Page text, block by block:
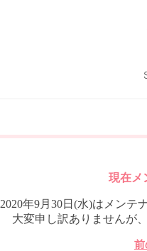
現在メ
2020年9月30日(水)はメンテ
大変申し訳ありませんが
前